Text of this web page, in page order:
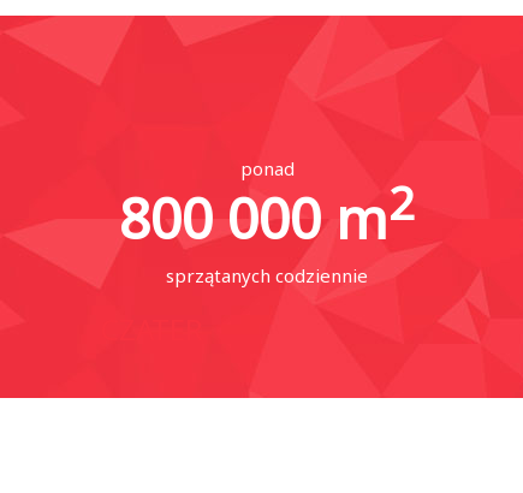
ponad
800 000m2
sprzątanych codziennie